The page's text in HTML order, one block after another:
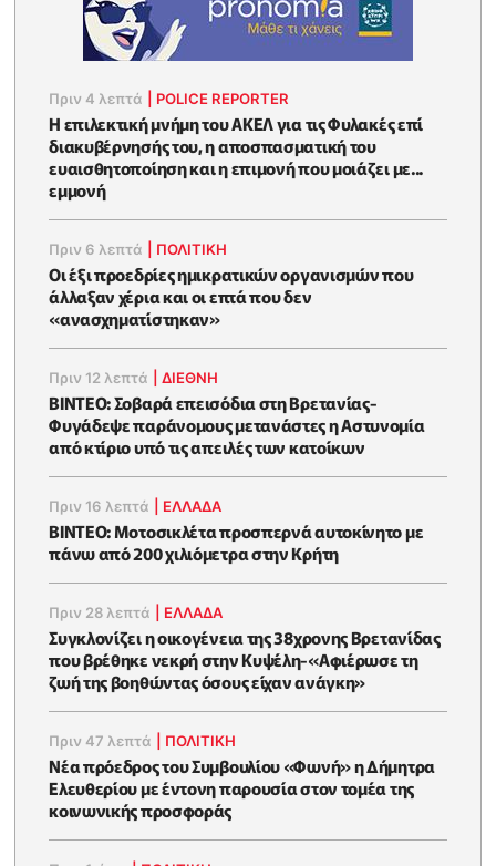
Πριν 4 λεπτά POLICE REPORTER
Η επιλεκτική μνήμη του ΑΚΕΛ για τις Φυλακές επί
διακυβέρνησής του, η αποσπασματική του
ευαισθητοποίηση και η επιμονή που μοιάζει με...
εμμονή
Πριν 6 λεπτά ΠΟΛΙΤΙΚΗ
Οι έξι προεδρίες ημικρατικών οργανισμών που
άλλαξαν χέρια και οι επτά που δεν
«ανασχηματίστηκαν»
Πριν 12 λεπτά |ΔΙΕΘΝΗ
ΒΙΝΤΕΟ: Σοβαρά επεισόδια στη Βρετανίας-
Φυγάδεψε παράνομους μετανάστες η Αστυνομία
από κτίριο υπό τις απειλές των κατοίκων
Πριν 16 λεπτά ΕΛΛΑΔΑ
ΒΙΝΤΕΟ: Μοτοσικλέτα προσπερνά αυτοκίνητο με
πάνω από 200 χιλιόμετρα στην Κρήτη
Πριν 28 λεπτά ΕΛΛΑΔΑ
Συγκλονίζει η οικογένεια της 38χρονης Βρετανίδας
που βρέθηκε νεκρή στην Κυψέλη-«Αφιέρωσε τη
ζωή της βοηθώντας όσους είχαν ανάγκη»
Πριν 47 λεπτά ΠΟΛΙΤΙΚΗ
Νέα πρόεδρος του Συμβουλίου «Φωνή» η Δήμητρα
Ελευθερίου με έντονη παρουσία στον τομέα της
κοινωνικής προσφοράς